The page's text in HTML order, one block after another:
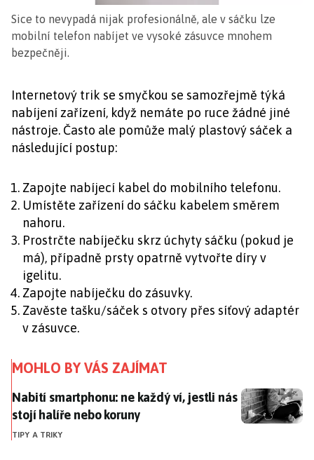
Sice to nevypadá nijak profesionálně, ale v sáčku lze
mobilní telefon nabíjet ve vysoké zásuvce mnohem
bezpečněji.
Internetový trik se smyčkou se samozřejmě týká
nabíjení zařízení, když nemáte po ruce žádné jiné
nástroje. Často ale pomůže malý plastový sáček a
následující postup:
Zapojte nabíjecí kabel do mobilního telefonu.
Umístěte zařízení do sáčku kabelem směrem
nahoru.
Prostrčte nabíječku skrz úchyty sáčku (pokud je
má), případně prsty opatrně vytvořte díry v
igelitu.
Zapojte nabíječku do zásuvky.
Zavěste tašku/sáček s otvory přes síťový adaptér
v zásuvce.
MOHLO BY VÁS ZAJÍMAT
Nabití smartphonu: ne každý ví, jestli nás stojí halíře
Nabití smartphonu: ne každý ví, jestli nás
stojí halíře nebo koruny
TIPY A TRIKY